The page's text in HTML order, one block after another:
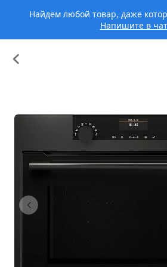
Найдем любой товар, даже
Напишите в чат